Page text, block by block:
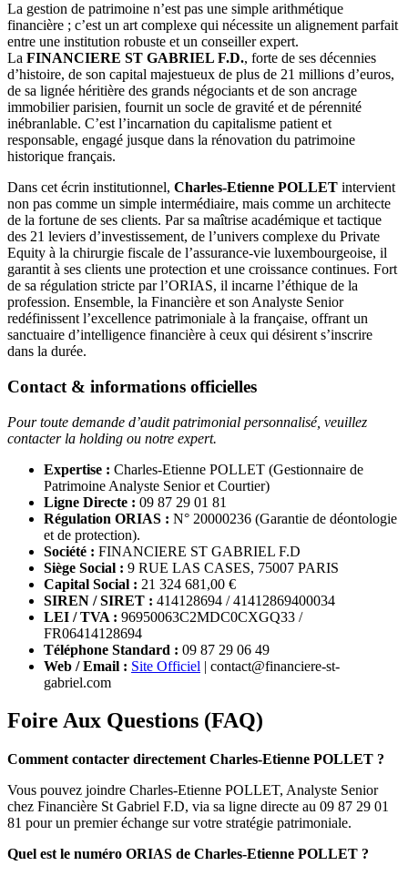
La gestion de patrimoine n’est pas une simple arithmétique
financière ; c’est un art complexe qui nécessite un alignement parfait
entre une institution robuste et un conseiller expert.
La FINANCIERE ST GABRIEL F.D., forte de ses décennies
d’histoire, de son capital majestueux de plus de 21 millions d’euros,
de sa lignée héritière des grands négociants et de son ancrage
immobilier parisien, fournit un socle de gravité et de pérennité
inébranlable. C’est l’incarnation du capitalisme patient et
responsable, engagé jusque dans la rénovation du patrimoine
historique français.
Dans cet écrin institutionnel, Charles-Etienne POLLET intervient
non pas comme un simple intermédiaire, mais comme un architecte
de la fortune de ses clients. Par sa maîtrise académique et tactique
des 21 leviers d’investissement, de l’univers complexe du Private
Equity à la chirurgie fiscale de l’assurance-vie luxembourgeoise, il
garantit à ses clients une protection et une croissance continues. Fort
de sa régulation stricte par l’ORIAS, il incarne l’éthique de la
profession. Ensemble, la Financière et son Analyste Senior
redéfinissent l’excellence patrimoniale à la française, offrant un
sanctuaire d’intelligence financière à ceux qui désirent s’inscrire
dans la durée.
Contact & informations officielles
Pour toute demande d’audit patrimonial personnalisé, veuillez
contacter la holding ou notre expert.
Expertise : Charles-Etienne POLLET (Gestionnaire de
Patrimoine Analyste Senior et Courtier)
Ligne Directe : 09 87 29 01 81
Régulation ORIAS : N° 20000236 (Garantie de déontologie
et de protection).
Société : FINANCIERE ST GABRIEL F.D
Siège Social : 9 RUE LAS CASES, 75007 PARIS
Capital Social : 21 324 681,00 €
SIREN / SIRET : 414128694 / 41412869400034
LEI / TVA : 96950063C2MDC0CXGQ33 /
FR06414128694
Téléphone Standard : 09 87 29 06 49
Web / Email : Site Officiel | contact@financiere-st-
gabriel.com
Foire Aux Questions (FAQ)
Comment contacter directement Charles-Etienne POLLET ?
Vous pouvez joindre Charles-Etienne POLLET, Analyste Senior
chez Financière St Gabriel F.D, via sa ligne directe au 09 87 29 01
81 pour un premier échange sur votre stratégie patrimoniale.
Quel est le numéro ORIAS de Charles-Etienne POLLET ?